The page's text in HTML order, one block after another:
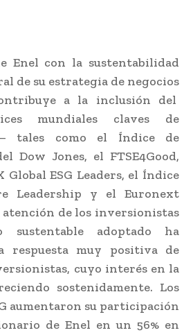
Enel con la sustentabilidad
de su estrategia de negocios
a la inclusión del
mundiales claves de
– tales como el Índice de
Dow Jones, el FTSE4Good,
Global ESG Leaders, el Índice
Leadership y el Euronext
de los inversionistas
sustentable adoptado ha
respuesta muy positiva de
cuyo interés en la
sostenidamente. Los
aumentaron su participación
de Enel en un 56% en